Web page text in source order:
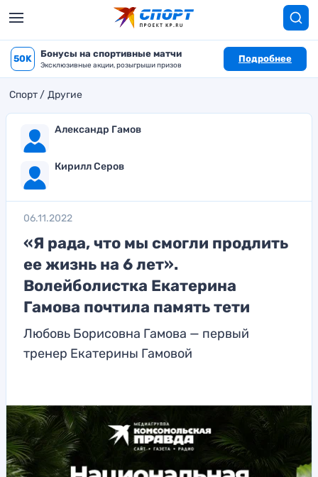
50K Бонусы на спортивные матчи
Эксклюзивные акции, розыгрыши призов
Подробнее
Спорт Другие
Александр Гамов
Кирилл Серов
06.11.2022
«Я рада, что мы смогли продлить
ее жизнь на 6 лет».
Волейболистка Екатерина
Гамова почтила память тети
Любовь Борисовна Гамова — первый
тренер Екатерины Гамовой